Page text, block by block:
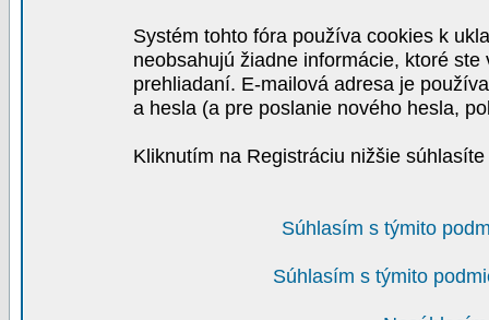
Systém tohto fóra používa cookies k
neobsahujú žiadne informácie, ktoré
prehliadaní. E-mailová adresa je
a hesla (a pre poslanie nového hesla,
Kliknutím na Registráciu nižšie
Súhlasím s týmito
Súhlasím s týmito